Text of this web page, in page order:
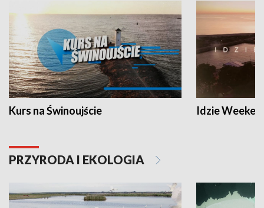
Kurs na Świnoujście Idzie
PRZYRODA I EKOLOGIA